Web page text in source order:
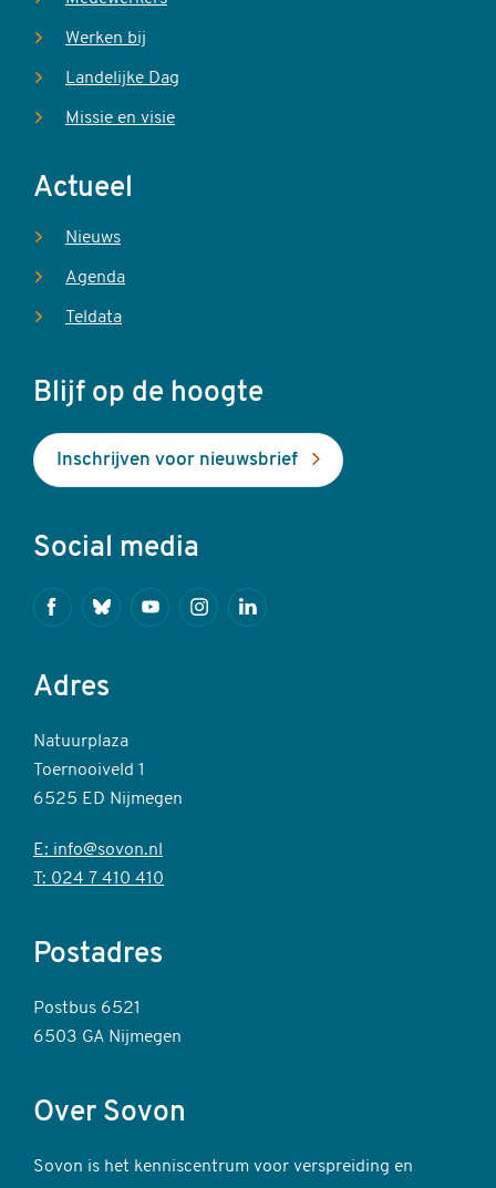
Werken bij
Landelijke Dag
Missie en visie
Actueel
Nieuws
Agenda
Teldata
Blijf op de hoogte
Inschrijven voor nieuwsbrief
Social media
FacebookBlueskyYoutubeInstagramLinkedin
Adres
Natuurplaza
Toernooiveld 1
6525 ED Nijmegen
E: info@sovon.nl
T: 024 7 410 410
Postadres
Postbus 6521
6503 GA Nijmegen
Over Sovon
Sovon is het kenniscentrum voor verspreiding en